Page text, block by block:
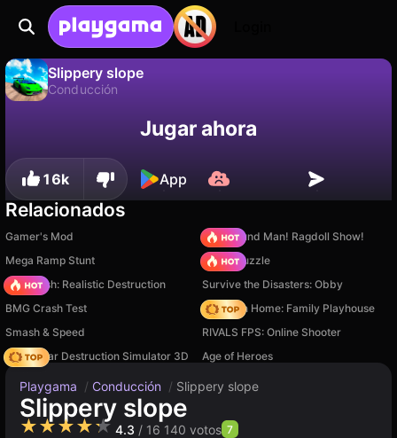
Slippery slope
Conducción
¡Guarda el progreso!Jugar ahora
16k App
Relacionados
Gamer's Mod
Playground Man! Ragdoll Show!
Mega Ramp Stunt
Arrow Puzzle
Car Crush: Realistic Destruction
Survive the Disasters: Obby
BMG Crash Test
My Town Home: Family Playhouse
Smash & Speed
RIVALS FPS: Online Shooter
Online Car Destruction Simulator 3D
Age of Heroes
Playgama / Conducción / Slippery slope
Slippery slope
★★★★★ 4.3 / 16 140 votos 7